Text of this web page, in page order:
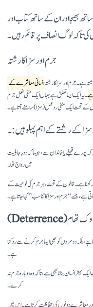
بھیجا اور ان کے ساتھ کتاب اور
تاکہ لوگ انصاف پر قائم رہیں۔
جرم اور سزا کا رشتہ
ہے۔ جرم اور سزا کا رشتہانسانی معاشرے کے
۔ یہ ایک ایسا تعلق ہے جہاں ایک منفی فعل جرم
کے تحت ایک منفی ردعمل (سزا) سامنے آتا ہے۔
کے رشتے کے اہم پہلو ہیں:۔
پورے قبیلے یا خاندان سے، جیسا کہ دورِ جاہلیت
میں رواج تھا۔
رکھنا ہے۔ قانون کے تحت، ہر جرم کی نوعیت کے
ہے، جسے “جرم اور سزا کا تناسب” کہا جاتا ہے۔
(Deterrence)
بلکہ دوسروں کو بھی ایسا جرم کرنے سے روکنا
ہے۔
بہتر انسان بنانا بھی ہے، تاکہ وہ دوبارہ جرم نہ
کرے۔